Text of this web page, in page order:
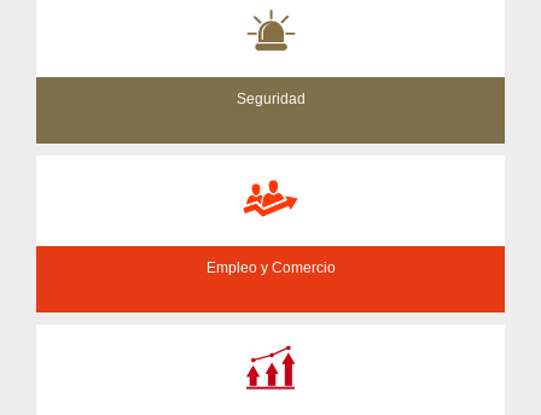
Seguridad
Empleo y Comercio